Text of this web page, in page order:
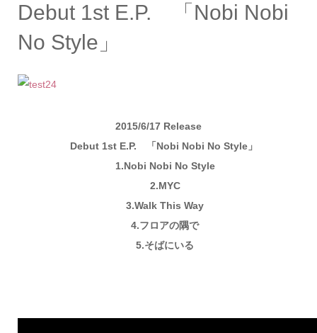
Debut 1st E.P. 「Nobi Nobi
No Style」
2015/6/17 Release
Debut 1st E.P. 「Nobi Nobi No Style」
1.Nobi Nobi No Style
2.MYC
3.Walk This Way
4.フロアの隅で
5.そばにいる